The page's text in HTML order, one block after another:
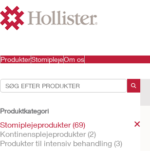
ProdukterStomiplejeOm os
Produktkategori
Stomiplejeprodukter (69)
Kontinensplejeprodukter (2)
Produkter til intensiv behandling (3)